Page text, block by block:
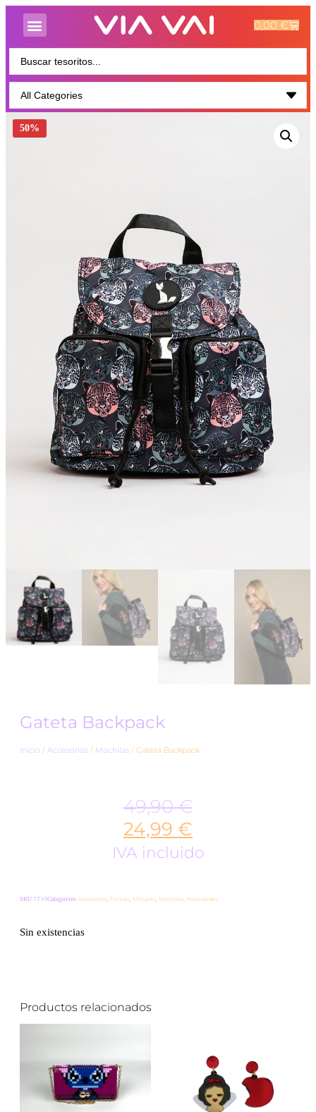
0,00€
50%
Gateta Backpack
Inicio / Accesorios / Mochilas / Gateta Backpack
49,90€
24,99 €
IVA incluido
SKU 7739Categories Accesorios Firmas Minueto Mochilas Novedades
Sin existencias
Productos relacionados